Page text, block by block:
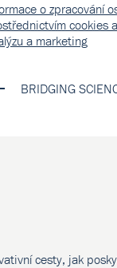
o zpracování
cookies
a marketing
BRIDGING
cesty, jak